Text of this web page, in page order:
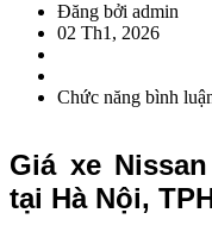
Đăng bởi admin
02 Th1, 2026
Chức năng bình
Giá xe
tại Hà Nội,